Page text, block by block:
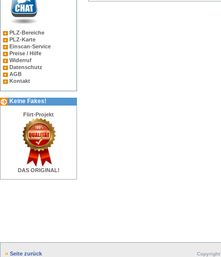
PLZ-Bereiche
PLZ-Karte
Einscan-Service
Preise / Hilfe
Widerruf
Datenschutz
AGB
Kontakt
Keine Fakes!
Flirt-Projekt
DAS ORIGINAL!
Seite zurück